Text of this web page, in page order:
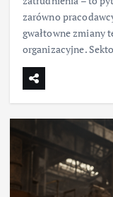
zarówno
gwałtowne zmiany
organizacyjne.